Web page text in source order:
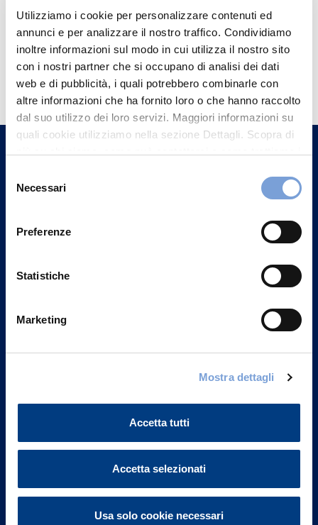
Utilizziamo i cookie per personalizzare contenuti ed
annunci e per analizzare il nostro traffico. Condividiamo
inoltre informazioni sul modo in cui utilizza il nostro sito
con i nostri partner che si occupano di analisi dei dati
web e di pubblicità, i quali potrebbero combinarle con
altre informazioni che ha fornito loro o che hanno raccolto
dal suo utilizzo dei loro servizi. Maggiori informazioni su
quali cookie utilizziamo nella sezione Dettagli. Scopra di
può trovare nel footer del sito nella sezione "Informativa
delNecessari
Preferenze
Statistiche
Marketing
Mostra dettagli
Accetta tutti
Accetta selezionati
Usa solo cookie necessari
Hai bisogno di
informazioni?
Trova l'Agenzia più vicina a te e parla con
un nostro Agente.
Part. IVA 01329510158